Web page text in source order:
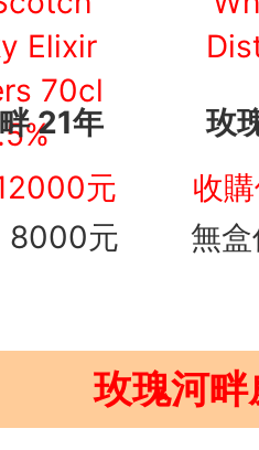
21年
玫
元
8000元
收
無
玫瑰河